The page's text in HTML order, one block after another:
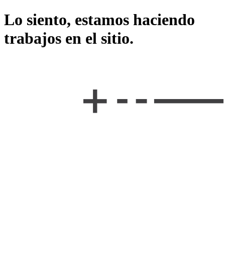
Lo siento, estamos haciendo
trabajos en el sitio.